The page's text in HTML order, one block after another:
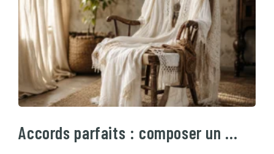
Accords parfaits : composer un …